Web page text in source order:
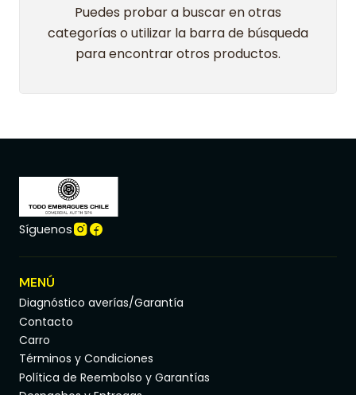
Puedes probar a buscar en otras
categorías o utilizar la barra de búsqueda
para encontrar otros productos.
Síguenos
MENÚ
Diagnóstico averías/Garantía
Contacto
Carro
Términos y Condiciones
Política de Reembolso y Garantías